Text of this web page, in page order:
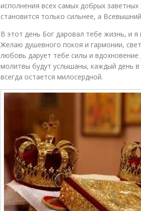
исполнения всех самых добрых
становится только сильнее, а
В этот день Бог даровал тебе жизнь, и
Желаю душевного покоя и гармонии,
любовь дарует тебе силы и
молитвы будут услышаны, каждый день в
всегда остается милосердной.